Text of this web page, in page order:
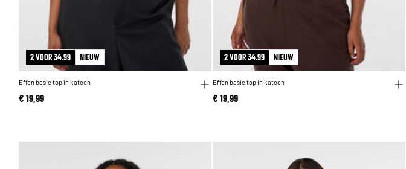
2 VOOR 34.99 NIEUW
Effen basic top in katoen
€ 19,99
2 VOOR 34.99 NIEUW
Effen basic top in katoen
€ 19,99